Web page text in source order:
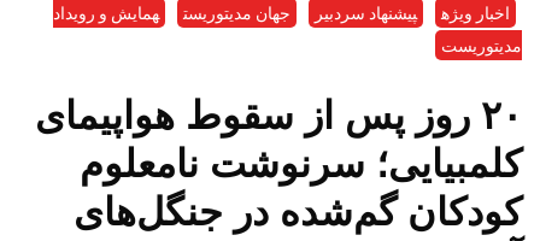
اخبار ویژه پیشنهاد سردبیر جهان مدیتوریست
همایش و رویداد
مدیتوریست
۲۰ روز پس از سقوط هواپیمای
کلمبیایی؛ سرنوشت نامعلوم
کودکان گم‌شده در جنگل‌های